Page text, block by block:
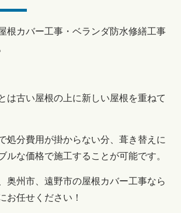
根カバー工事・ベランダ防水修繕工事
は古い屋根の上に新しい屋根を重ねて
処分費用が掛からない分、葺き替えに
ルな価格で施工することが可能です。
奥州市、遠野市の屋根カバー工事なら
お任せください！